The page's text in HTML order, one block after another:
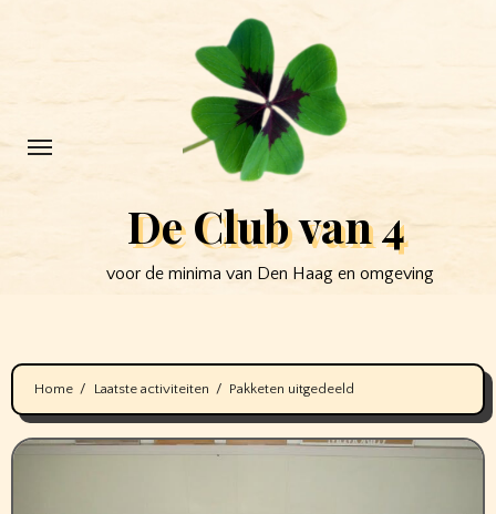
De Club van 4
voor de minima van Den Haag en omgeving
Home Laatste activiteiten Pakketen uitgedeeld